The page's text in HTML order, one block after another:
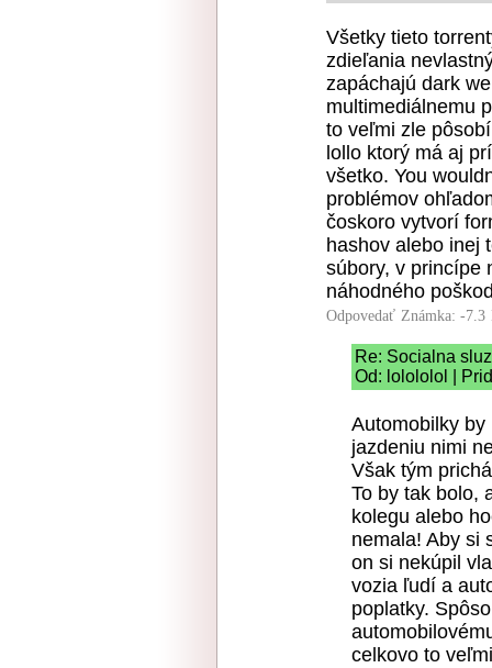
Všetky tieto
zdieľania
zapáchajú dark
multimediálnemu
to veľmi zle
lollo ktorý má aj
všetko. You
problémov
čoskoro vytvorí
hashov alebo inej
súbory, v princípe
náhodného
Odpovedať Známka: -7.3
Re: Socialna
Od: lolololol |
Automobilky
jazdeniu nimi
Však tým
To by tak bolo,
kolegu alebo
nemala! Aby si
on si nekúpil
vozia ľudí a
poplatky.
celkovo to